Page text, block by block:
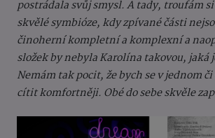
postrádala svůj smysl. A tady, troufám
skvělé symbióze, kdy zpívané části
činoherní kompletní a komplexní a
složek by nebyla Karolína takovou, jaká
Nemám tak pocit, že bych se v jednom
cítit komfortněji. Obé do sebe skvěle